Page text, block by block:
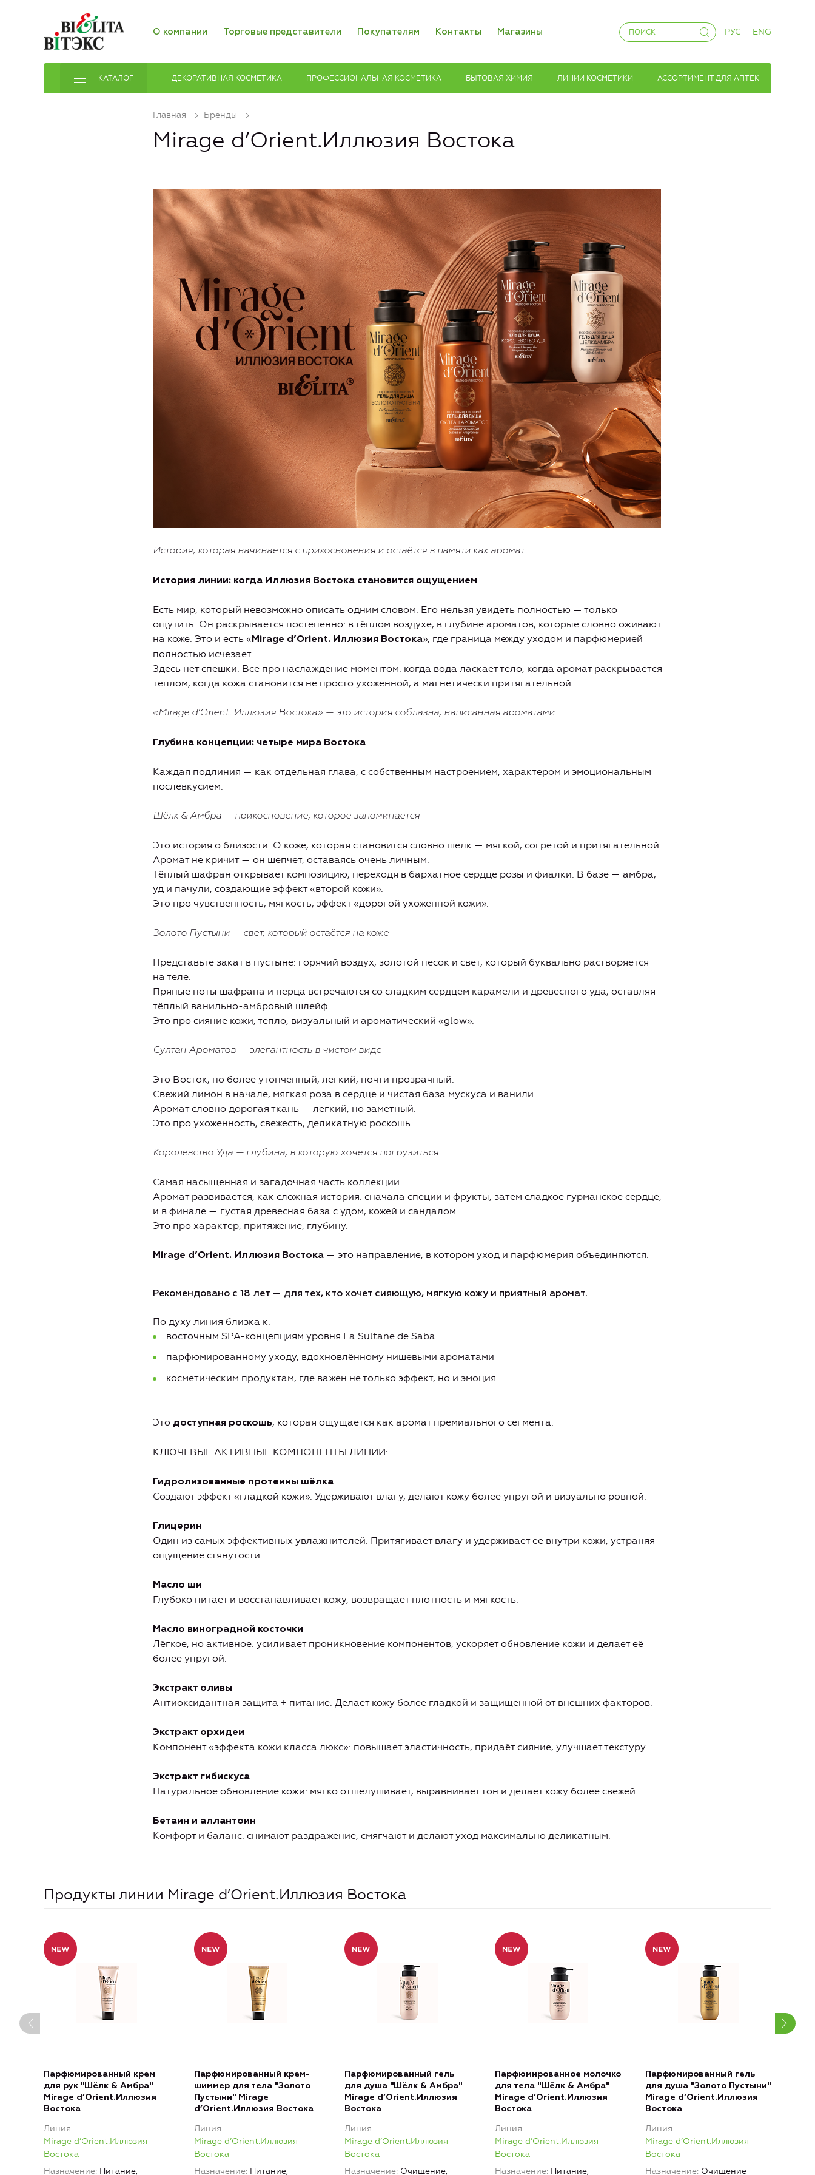
О компании Торговые представители Покупателям Контакты Магазины РУС ENG
КАТАЛОГ ДЕКОРАТИВНАЯ КОСМЕТИКА ПРОФЕССИОНАЛЬНАЯ КОСМЕТИКА БЫТОВАЯ ХИМИЯ ЛИНИИ КОСМЕТИКИ АССОРТИМЕНТ ДЛЯ АПТЕК
Главная Бренды
Mirage d’Orient.Иллюзия Востока
История, которая начинается с прикосновения и остаётся в памяти как аромат
История линии: когда Иллюзия Востока становится ощущением
Есть мир, который невозможно описать одним словом. Его нельзя увидеть полностью — только
ощутить. Он раскрывается постепенно: в тёплом воздухе, в глубине ароматов, которые словно оживают
на коже. Это и есть « Mirage d’Orient. Иллюзия Востока», где граница между уходом и парфюмерией
полностью исчезает.
Здесь нет спешки. Всё про наслаждение моментом: когда вода ласкает тело, когда аромат раскрывается
теплом, когда кожа становится не просто ухоженной, а магнетически притягательной.
«Mirage d’Orient. Иллюзия Востока» — это история соблазна, написанная ароматами
Глубина концепции: четыре мира Востока
Каждая подлиния — как отдельная глава, с собственным настроением, характером и эмоциональным
послевкусием.
Шёлк & Амбра — прикосновение, которое запоминается
Это история о близости. О коже, которая становится словно шелк — мягкой, согретой и притягательной.
Аромат не кричит — он шепчет, оставаясь очень личным.
Тёплый шафран открывает композицию, переходя в бархатное сердце розы и фиалки. В базе — амбра,
уд и пачули, создающие эффект «второй кожи».
Это про чувственность, мягкость, эффект «дорогой ухоженной кожи».
Золото Пустыни — свет, который остаётся на коже
Представьте закат в пустыне: горячий воздух, золотой песок и свет, который буквально растворяется
на теле.
Пряные ноты шафрана и перца встречаются со сладким сердцем карамели и древесного уда, оставляя
тёплый ванильно-амбровый шлейф.
Это про сияние кожи, тепло, визуальный и ароматический «glow».
Султан Ароматов — элегантность в чистом виде
Это Восток, но более утончённый, лёгкий, почти прозрачный.
Свежий лимон в начале, мягкая роза в сердце и чистая база мускуса и ванили.
Аромат словно дорогая ткань — лёгкий, но заметный.
Это про ухоженность, свежесть, деликатную роскошь.
Королевство Уда — глубина, в которую хочется погрузиться
Самая насыщенная и загадочная часть коллекции.
Аромат развивается, как сложная история: сначала специи и фрукты, затем сладкое гурманское сердце,
и в финале — густая древесная база с удом, кожей и сандалом.
Это про характер, притяжение, глубину.
Mirage d’Orient. Иллюзия Востока — это направление, в котором уход и парфюмерия объединяются.
Рекомендовано с 18 лет — для тех, кто хочет сияющую, мягкую кожу и приятный аромат.
По духу линия близка к:
восточным SPA-концепциям уровня La Sultane de Saba
парфюмированному уходу, вдохновлённому нишевыми ароматами
косметическим продуктам, где важен не только эффект, но и эмоция
Это доступная роскошь, которая ощущается как аромат премиального сегмента.
КЛЮЧЕВЫЕ АКТИВНЫЕ КОМПОНЕНТЫ ЛИНИИ:
Гидролизованные протеины шёлка
Создают эффект «гладкой кожи». Удерживают влагу, делают кожу более упругой и визуально ровной.
Глицерин
Один из самых эффективных увлажнителей. Притягивает влагу и удерживает её внутри кожи, устраняя
ощущение стянутости.
Масло ши
Глубоко питает и восстанавливает кожу, возвращает плотность и мягкость.
Масло виноградной косточки
Лёгкое, но активное: усиливает проникновение компонентов, ускоряет обновление кожи и делает её
более упругой.
Экстракт оливы
Антиоксидантная защита + питание. Делает кожу более гладкой и защищённой от внешних факторов.
Экстракт орхидеи
Компонент «эффекта кожи класса люкс»: повышает эластичность, придаёт сияние, улучшает текстуру.
Экстракт гибискуса
Натуральное обновление кожи: мягко отшелушивает, выравнивает тон и делает кожу более свежей.
Бетаин и аллантоин
Комфорт и баланс: снимают раздражение, смягчают и делают уход максимально деликатным.
Продукты линии Mirage d’Orient.Иллюзия Востока
Парфюмированный крем
для рук "Шёлк & Амбра"
Mirage d’Orient.Иллюзия
Востока
Линия
Mirage d’Orient.Иллюзия
Востока
Назначение Питание,
Парфюмированный крем-
шиммер для тела "Золото
Пустыни" Mirage
d’Orient.Иллюзия Востока
Линия
Mirage d’Orient.Иллюзия
Востока
Назначение Питание,
Парфюмированный гель
для душа "Шёлк & Амбра"
Mirage d’Orient.Иллюзия
Востока
Линия
Mirage d’Orient.Иллюзия
Востока
Назначение Очищение,
Парфюмированное молочко
для тела "Шёлк & Амбра"
Mirage d’Orient.Иллюзия
Востока
Линия
Mirage d’Orient.Иллюзия
Востока
Назначение Питание,
Парфюмированный гель
для душа "Золото Пустыни"
Mirage d’Orient.Иллюзия
Востока
Линия
Mirage d’Orient.Иллюзия
Востока
Назначение Очищение